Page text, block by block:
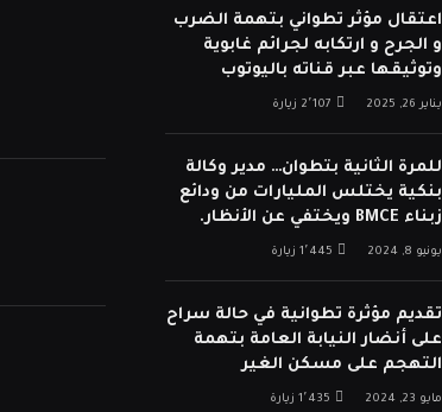
اعتقال مؤثر تطواني بتهمة الضرب
و الجرح و ارتكابه لجرائم غابوية
وتوثيقها عبر قناته باليوتوب
يناير 26, 2025 2٬107 زيارة
للمرة الثانية بتطوان… مدير وكالة
بنكية يختلس المليارات من ودائع
زبناء BMCE ويختفي عن الأنظار.
يونيو 8, 2024 1٬445 زيارة
تقديم مؤثرة تطوانية في حالة سراح
على أنضار النيابة العامة بتهمة
التهجم على مسكن الغير
مايو 23, 2024 1٬435 زيارة